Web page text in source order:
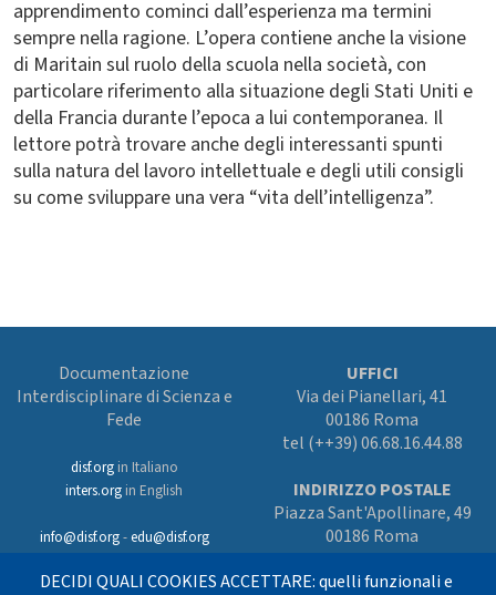
apprendimento cominci dall’esperienza ma termini
sempre nella ragione. L’opera contiene anche la visione
di Maritain sul ruolo della scuola nella società, con
particolare riferimento alla situazione degli Stati Uniti e
della Francia durante l’epoca a lui contemporanea. Il
lettore potrà trovare anche degli interessanti spunti
sulla natura del lavoro intellettuale e degli utili consigli
su come sviluppare una vera “vita dell’intelligenza”.
Documentazione
Interdisciplinare di Scienza e
Fede
disf.orgin Italiano
inters.org in English
info@disf.org-edu@disf.org
UFFICI
Via dei Pianellari, 41
00186 Roma
tel (++39) 06.68.16.44.88
INDIRIZZO POSTALE
Piazza Sant'Apollinare, 49
00186 Roma
In collaborazione
DECIDI QUALI COOKIES ACCETTARE: quelli funzionali e